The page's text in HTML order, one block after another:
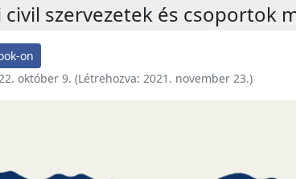
civil szervezetek és csoportok
on
október 9. (Létrehozva: 2021. november 23.)